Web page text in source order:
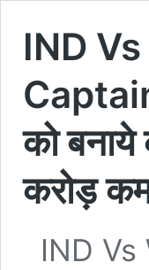
IND
को बनाये
करोड़
IND